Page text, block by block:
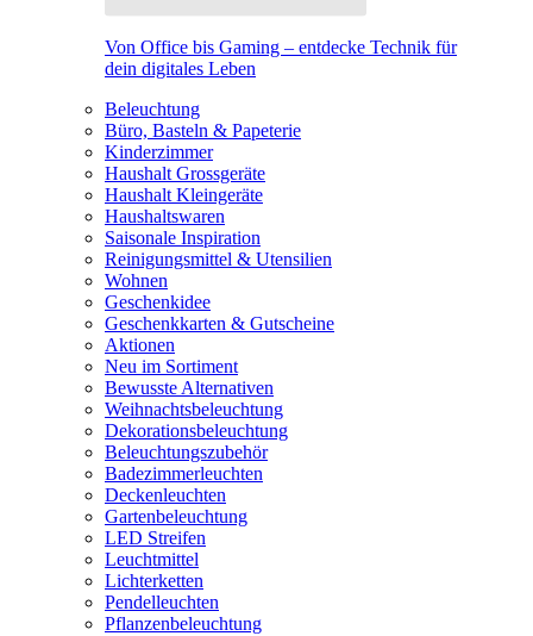
Von Office bis Gaming – entdecke Technik für
dein digitales Leben
Beleuchtung
Büro, Basteln & Papeterie
Kinderzimmer
Haushalt Grossgeräte
Haushalt Kleingeräte
Haushaltswaren
Saisonale Inspiration
Reinigungsmittel & Utensilien
Wohnen
Geschenkidee
Geschenkkarten & Gutscheine
Aktionen
Neu im Sortiment
Bewusste Alternativen
Weihnachtsbeleuchtung
Dekorationsbeleuchtung
Beleuchtungszubehör
Badezimmerleuchten
Deckenleuchten
Gartenbeleuchtung
LED Streifen
Leuchtmittel
Lichterketten
Pendelleuchten
Pflanzenbeleuchtung